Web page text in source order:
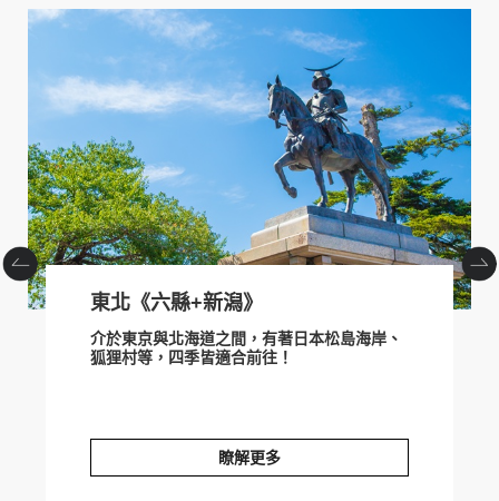
東北《六縣+新潟》
介於東京與北海道之間，有著日本松島海岸、
狐狸村等，四季皆適合前往！
瞭解更多